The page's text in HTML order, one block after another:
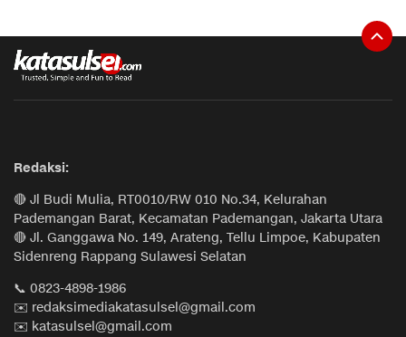
Redaksi:
🔴 Jl Budi Mulia, RT0010/RW 010 No.34, Kelurahan
Pademangan Barat, Kecamatan Pademangan, Jakarta Utara
🔴 Jl. Ganggawa No. 149, Arateng, Tellu Limpoe, Kabupaten
Sidenreng Rappang Sulawesi Selatan
📞 0823-4898-1986
✉️ redaksimediakatasulsel@gmail.com
✉️ katasulsel@gmail.com